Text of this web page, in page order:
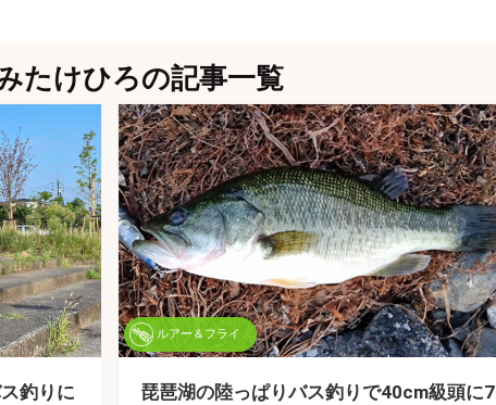
たけひろの記事一覧
釣りに
ルアー＆フライ
琵琶湖の陸っぱりバス釣りで40cm級頭に7